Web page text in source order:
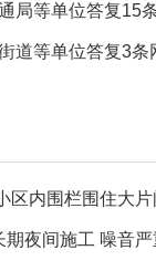
单位答复15条网民
等单位答复3条网民
围栏围住大片闲置
间施工 噪音严重